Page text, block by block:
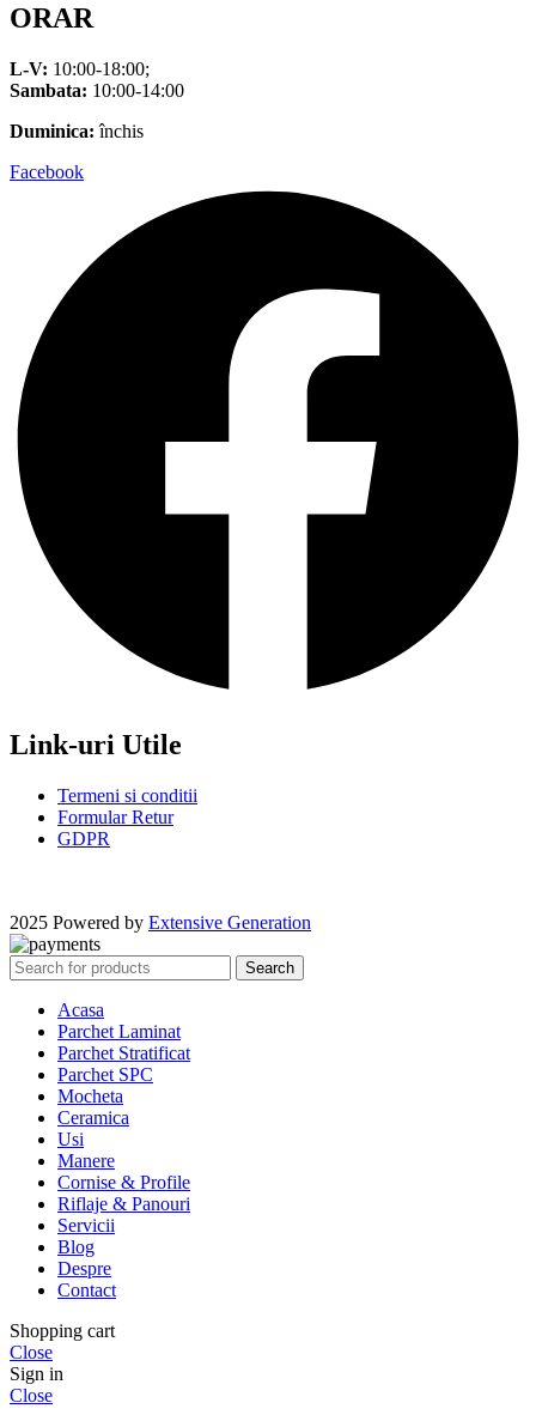
ORAR
L-V: 10:00-18:00;
Sambata: 10:00-14:00
Duminica: închis
Facebook
Link-uri Utile
Termeni si conditii
Formular Retur
GDPR
2025 Powered by Extensive Generation
Search
Acasa
Parchet Laminat
Parchet Stratificat
Parchet SPC
Mocheta
Ceramica
Usi
Manere
Cornise & Profile
Riflaje & Panouri
Servicii
Blog
Despre
Contact
Shopping cart
Close
Sign in
Close